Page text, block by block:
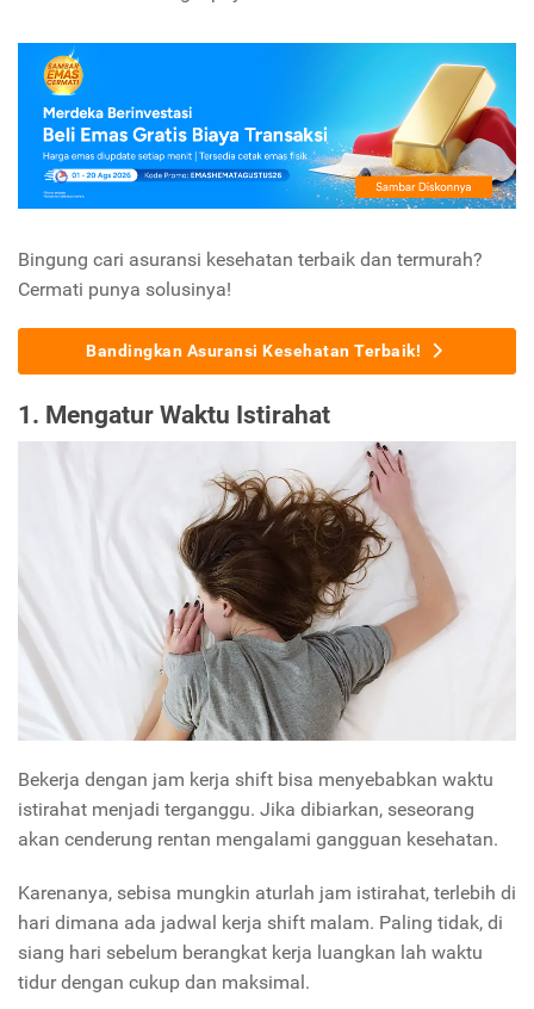
Bingung cari asuransi kesehatan terbaik dan termurah?
Cermati punya solusinya!
Bandingkan Asuransi Kesehatan Terbaik!
1. Mengatur Waktu Istirahat
Bekerja dengan jam kerja shift bisa menyebabkan waktu
istirahat menjadi terganggu. Jika dibiarkan, seseorang
akan cenderung rentan mengalami gangguan kesehatan.
Karenanya, sebisa mungkin aturlah jam istirahat, terlebih di
hari dimana ada jadwal kerja shift malam. Paling tidak, di
siang hari sebelum berangkat kerja luangkan lah waktu
tidur dengan cukup dan maksimal.